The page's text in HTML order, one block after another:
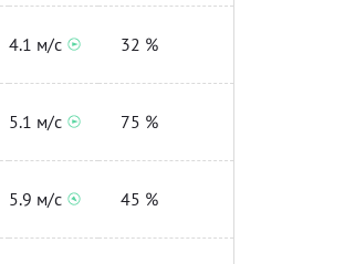
4.1 м/с 32 %
5.1 м/с 75 %
5.9 м/с 45 %